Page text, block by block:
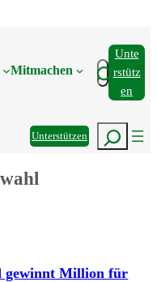
Mitmachen Suchen
Unte
Rstütz
En
UnterstützenSuchen
gewinnt Million für